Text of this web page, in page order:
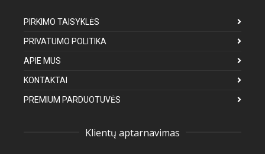
PIRKIMO TAISYKLĖS
PRIVATUMO POLITIKA
APIE MUS
KONTAKTAI
PREMIUM PARDUOTUVĖS
Klientų aptarnavimas